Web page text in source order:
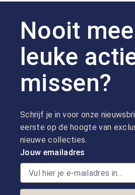
Nooit
leuke
missen?
Schrijf je in voor onze
eerste op de hoogte van
nieuwe collecties.
Jouw emailadres